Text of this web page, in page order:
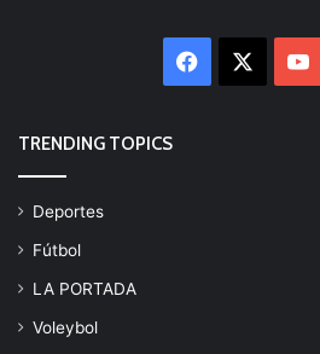
Facebook
TRENDING TOPICS
Deportes
Fútbol
LA PORTADA
Voleybol